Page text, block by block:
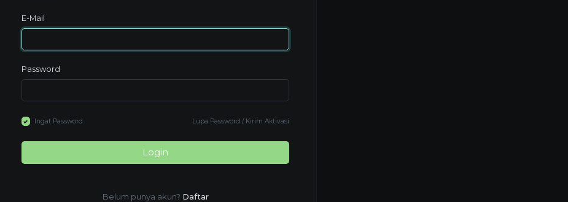
E-Mail
Password
Ingat Password Lupa Password / Kirim Aktivasi
Login
Belum punya akun? Daftar